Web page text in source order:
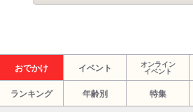
おでかけ イベント
オンライン
イベント
ランキング 年齢別 特集